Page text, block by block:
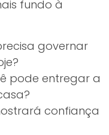
fundo à
governar
pode entregar a
confiança